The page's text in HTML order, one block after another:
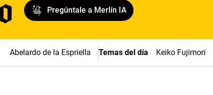
Pregúntale a Merlín IA
Abelardo de la Espriella Temas del día Keiko Fujimori